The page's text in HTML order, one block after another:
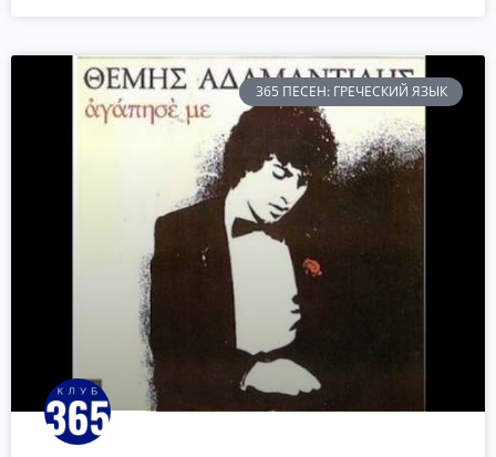
365 ПЕСЕН: ГРЕЧЕСКИЙ ЯЗЫК